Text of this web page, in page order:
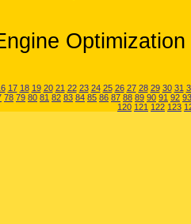
17 18 19 20 21 22 23 24 25 26 27 28 29 30 31
78 79 80 81 82 83 84 85 86 87 88 89 90 91 92 93
120 121 122 123